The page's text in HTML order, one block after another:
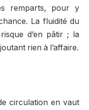
remparts, pour y
La fluidité du
d’en pâtir ; la
rien à l’affaire.
circulation en vaut